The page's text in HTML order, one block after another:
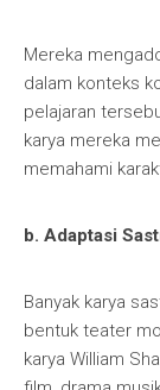
Mereka
dalam konteks
pelajaran
karya mereka
memahami
b. Adaptasi
Banyak karya
bentuk teater
karya William